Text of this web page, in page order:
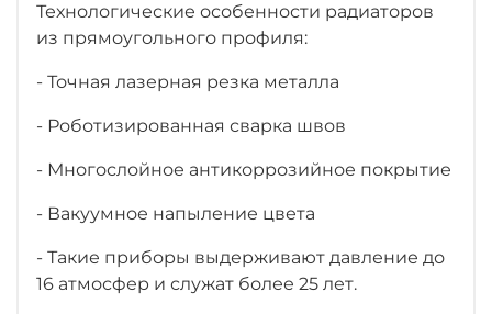
Технологические особенности радиаторов
из прямоугольного профиля:
- Точная лазерная резка металла
- Роботизированная сварка швов
- Многослойное антикоррозийное покрытие
- Вакуумное напыление цвета
- Такие приборы выдерживают давление до
16 атмосфер и служат более 25 лет.